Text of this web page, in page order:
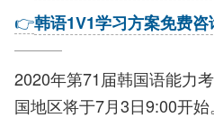
👉韩语1V1学习方案免费咨
2020年第71届韩国语能力
国地区将于7月3日9:00开始。